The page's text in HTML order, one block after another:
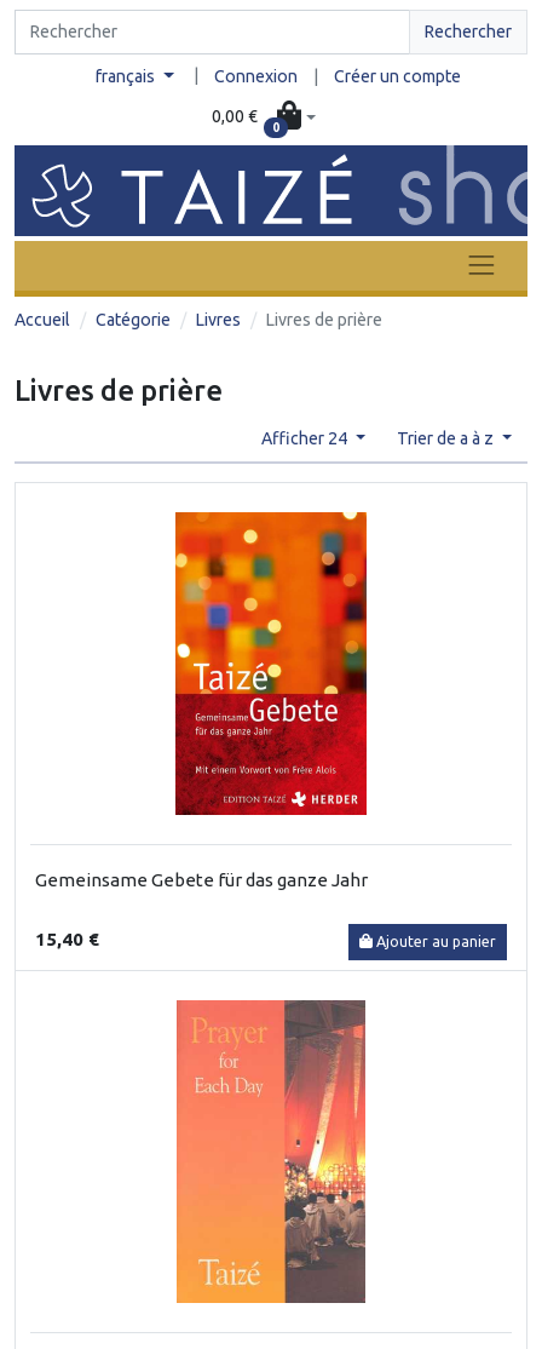
Rechercher
français Connexion Créer un compte
0,00 €
0
Accueil Catégorie Livres Livres de prière
Livres de prière
Afficher 24 Trier de a à z
Gemeinsame Gebete für das ganze Jahr
15,40 € Ajouter au panier